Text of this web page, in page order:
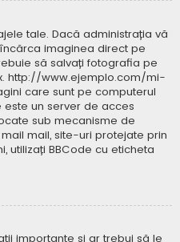
tale. Dacă administrația vă
imaginea direct pe
să salvați fotografia pe
http://www.ejemplo.com/mi-
care sunt pe computerul
un server de acces
sub mecanisme de
mail, site-uri protejate prin
utilizați BBCode cu eticheta
importante și ar trebui să le